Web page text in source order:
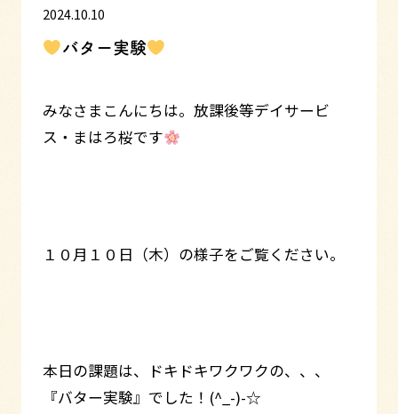
2024.10.10
バター実験
みなさまこんにちは。放課後等デイサービ
ス・まはろ桜です
１０月１０日（木）の様子をご覧ください。
本日の課題は、ドキドキワクワクの、、、
『バター実験』でした！(^_-)-☆